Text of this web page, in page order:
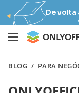
De volta
BLOG / PARA